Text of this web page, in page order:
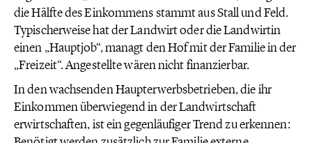
die Hälfte des Einkommens stammt aus Stall und Feld.
Typischerweise hat der Landwirt oder die Landwirtin
einen „Hauptjob“, managt den Hof mit der Familie in der
„Freizeit“. Angestellte wären nicht finanzierbar.
In den wachsenden Haupterwerbsbetrieben, die ihr
Einkommen überwiegend in der Landwirtschaft
erwirtschaften, ist ein gegenläufiger Trend zu erkennen: